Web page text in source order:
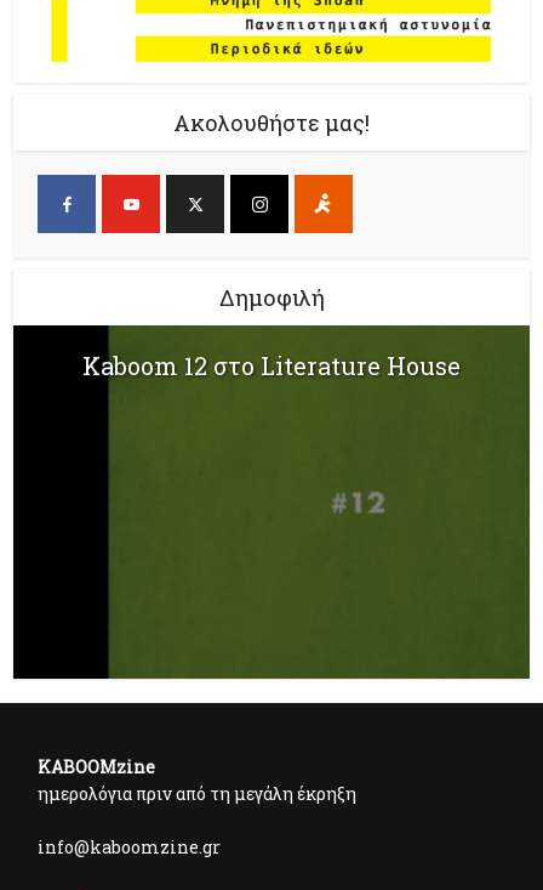
Ακολουθήστε μας!
Δημοφιλή
Kaboom 12 στο Literature House
KABOOMzine
ημερολόγια πριν από τη μεγάλη έκρηξη
info@kaboomzine.gr